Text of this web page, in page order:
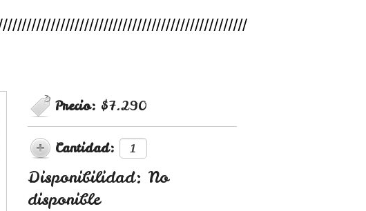
Precio: $7.290
Cantidad:
Disponibilidad: No
disponible